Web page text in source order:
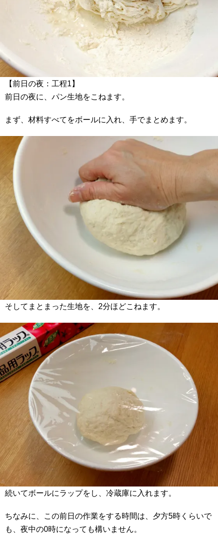
【前日の夜：工程1】
前日の夜に、パン生地をこねます。
まず、材料すべてをボールに入れ、手でまとめます。
そしてまとまった生地を、2分ほどこねます。
続いてボールにラップをし、冷蔵庫に入れます。
ちなみに、この前日の作業をする時間は、夕方5時くらいで
も、夜中の0時になっても構いません。